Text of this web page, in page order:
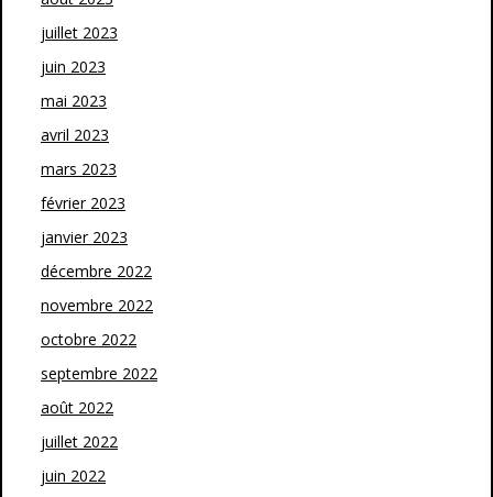
juillet 2023
juin 2023
mai 2023
avril 2023
mars 2023
février 2023
janvier 2023
décembre 2022
novembre 2022
octobre 2022
septembre 2022
août 2022
juillet 2022
juin 2022